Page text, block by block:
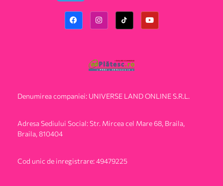
Denumirea companiei: UNIVERSE LAND ONLINE S.R.L.
Adresa Sediului Social: Str. Mircea cel Mare 68, Braila,
Braila, 810404
Cod unic de inregistrare: 49479225